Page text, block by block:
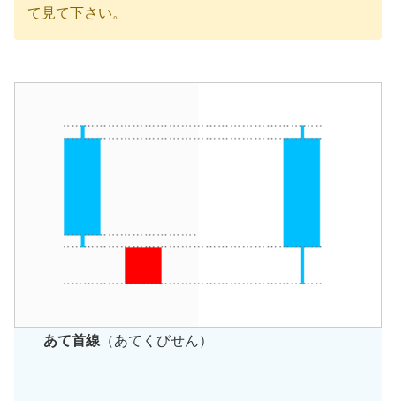
て見て下さい。
あて首線 （あてくびせん）